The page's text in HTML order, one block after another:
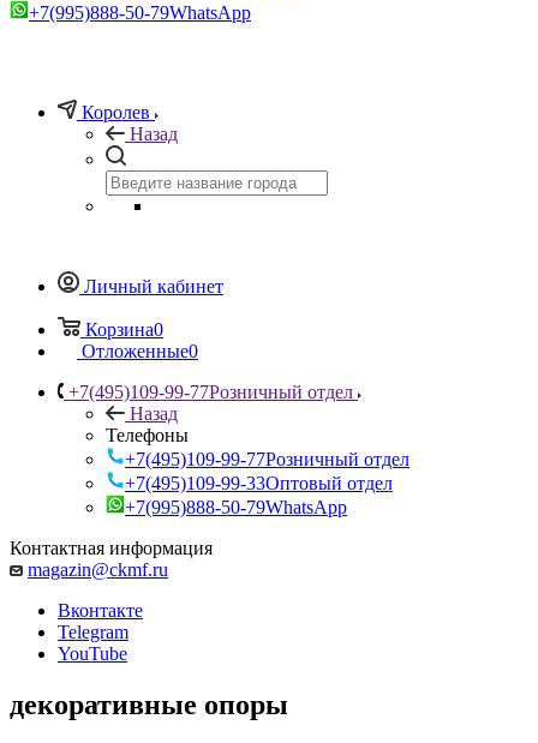
+7(995)888-50-79WhatsApp
Королев
Назад
Личный кабинет
Корзина0
Отложенные0
+7(495)109-99-77Розничный отдел
Назад
Телефоны
+7(495)109-99-77Розничный отдел
+7(495)109-99-33Оптовый отдел
+7(995)888-50-79WhatsApp
Контактная информация
magazin@ckmf.ru
Вконтакте
Telegram
YouTube
декоративные опоры